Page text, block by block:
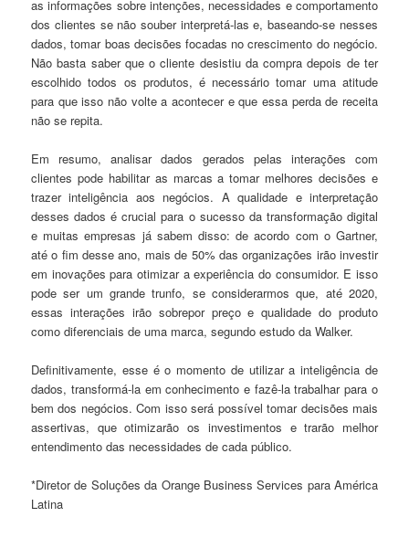
as informações sobre intenções, necessidades e comportamento
dos clientes se não souber interpretá-las e, baseando-se nesses
dados, tomar boas decisões focadas no crescimento do negócio.
Não basta saber que o cliente desistiu da compra depois de ter
escolhido todos os produtos, é necessário tomar uma atitude
para que isso não volte a acontecer e que essa perda de receita
não se repita.
Em resumo, analisar dados gerados pelas interações com
clientes pode habilitar as marcas a tomar melhores decisões e
trazer inteligência aos negócios. A qualidade e interpretação
desses dados é crucial para o sucesso da transformação digital
e muitas empresas já sabem disso: de acordo com o Gartner,
até o fim desse ano, mais de 50% das organizações irão investir
em inovações para otimizar a experiência do consumidor. E isso
pode ser um grande trunfo, se considerarmos que, até 2020,
essas interações irão sobrepor preço e qualidade do produto
como diferenciais de uma marca, segundo estudo da Walker.
Definitivamente, esse é o momento de utilizar a inteligência de
dados, transformá-la em conhecimento e fazê-la trabalhar para o
bem dos negócios. Com isso será possível tomar decisões mais
assertivas, que otimizarão os investimentos e trarão melhor
entendimento das necessidades de cada público.
*Diretor de Soluções da Orange Business Services para América
Latina